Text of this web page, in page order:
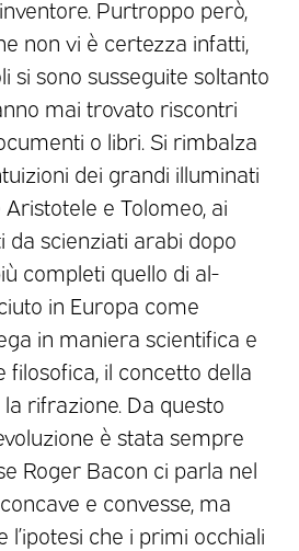
Purtroppo però,
non vi è certezza infatti,
si sono susseguite soltanto
mai trovato riscontri
o libri. Si rimbalza
dei grandi illuminati
e Tolomeo, ai
scienziati arabi dopo
completi quello di al-
in Europa come
in maniera scientifica e
filosofica, il concetto della
rifrazione. Da questo
è stata sempre
Roger Bacon ci parla nel
e convesse, ma
l’ipotesi che i primi occhiali